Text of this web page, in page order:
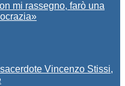
mi rassegno, farò una
Vincenzo Stissi,